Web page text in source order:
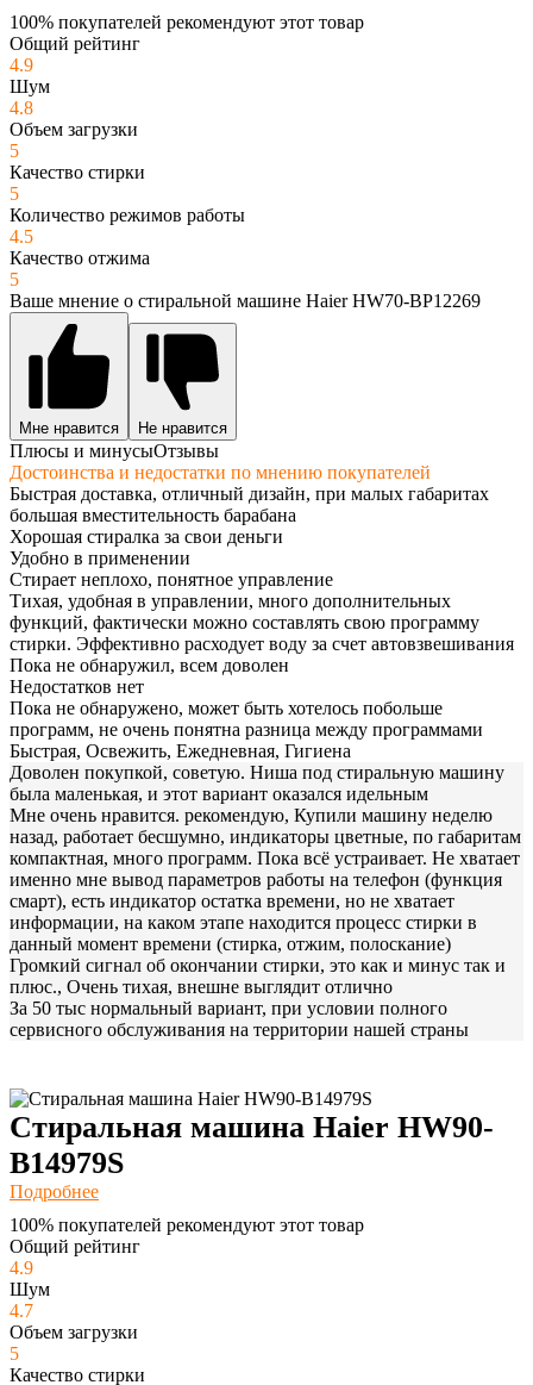
100% покупателей рекомендуют этот товар
Общий рейтинг
4.9
Шум
4.8
Объем загрузки
5
Качество стирки
5
Количество режимов работы
4.5
Качество отжима
5
Ваше мнение о стиральной машине Haier HW70-BP12269
Мне нравится Не нравится
Плюсы и минусыОтзывы
Достоинства и недостатки по мнению покупателей
Быстрая доставка, отличный дизайн, при малых габаритах
большая вместительность барабана
Хорошая стиралка за свои деньги
Удобно в применении
Стирает неплохо, понятное управление
Тихая, удобная в управлении, много дополнительных
функций, фактически можно составлять свою программу
стирки. Эффективно расходует воду за счет автовзвешивания
Пока не обнаружил, всем доволен
Недостатков нет
Пока не обнаружено, может быть хотелось побольше
программ, не очень понятна разница между программами
Быстрая, Освежить, Ежедневная, Гигиена
Доволен покупкой, советую. Ниша под стиральную машину
была маленькая, и этот вариант оказался идельным
Мне очень нравится. рекомендую, Купили машину неделю
назад, работает бесшумно, индикаторы цветные, по габаритам
компактная, много программ. Пока всё устраивает. Не хватает
именно мне вывод параметров работы на телефон (функция
смарт), есть индикатор остатка времени, но не хватает
информации, на каком этапе находится процесс стирки в
данный момент времени (стирка, отжим, полоскание)
Громкий сигнал об окончании стирки, это как и минус так и
плюс., Очень тихая, внешне выглядит отлично
За 50 тыс нормальный вариант, при условии полного
сервисного обслуживания на территории нашей страны
Стиральная машина Haier HW90-
B14979S
Подробнее
100% покупателей рекомендуют этот товар
Общий рейтинг
4.9
Шум
4.7
Объем загрузки
5
Качество стирки